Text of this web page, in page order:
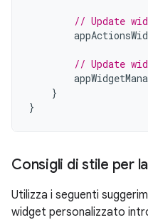
// Update
// Update
}
}
Consigli di stile per
Utilizza i seguenti
widget personalizzato